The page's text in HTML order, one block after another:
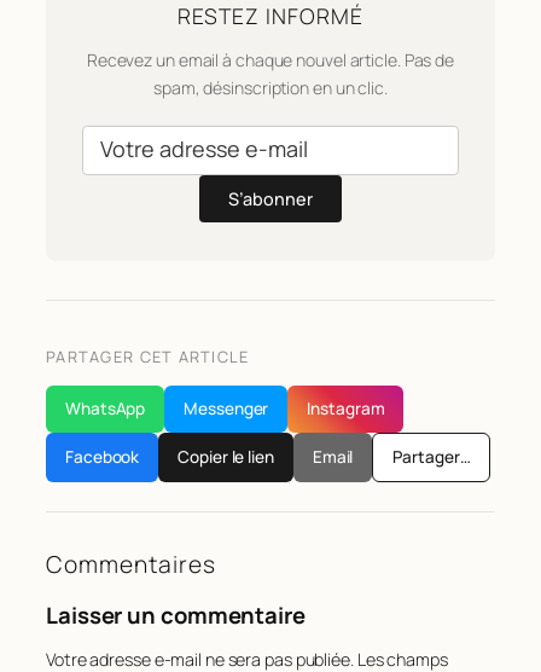
RESTEZ INFORMÉ
Recevez un email à chaque nouvel article. Pas de
spam, désinscription en un clic.
S’abonner
PARTAGER CET ARTICLE
WhatsApp Messenger Instagram
Facebook Copier le lien Email Partager…
Commentaires
Laisser un commentaire
Votre adresse e-mail ne sera pas publiée. Les champs